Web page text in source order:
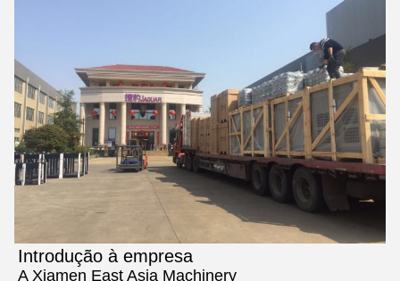
Introdução à empresa
A Xiamen East Asia Machinery